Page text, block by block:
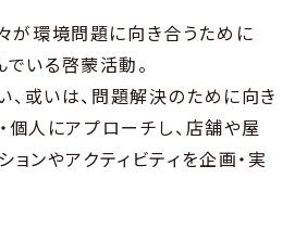
々が環境問題に向き合うために
でいる啓蒙活動。
或いは、問題解決のために向き
個人にアプローチし、店舗や屋
ョンやアクティビティを企画・実